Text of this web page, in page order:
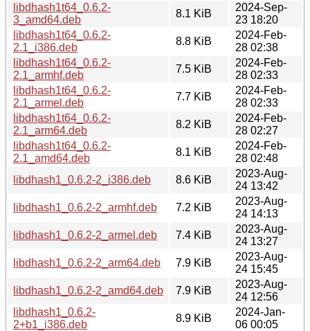
libdhash1t64_0.6.2-
3_amd64.deb
8.1 KiB
2024-Sep-
23 18:20
libdhash1t64_0.6.2-
2.1_i386.deb
8.8 KiB
2024-Feb-
28 02:38
libdhash1t64_0.6.2-
2.1_armhf.deb
7.5 KiB
2024-Feb-
28 02:33
libdhash1t64_0.6.2-
2.1_armel.deb
7.7 KiB
2024-Feb-
28 02:33
libdhash1t64_0.6.2-
2.1_arm64.deb
8.2 KiB
2024-Feb-
28 02:27
libdhash1t64_0.6.2-
2.1_amd64.deb
8.1 KiB
2024-Feb-
28 02:48
libdhash1_0.6.2-2_i386.deb
8.6 KiB
2023-Aug-
24 13:42
libdhash1_0.6.2-2_armhf.deb
7.2 KiB
2023-Aug-
24 14:13
libdhash1_0.6.2-2_armel.deb
7.4 KiB
2023-Aug-
24 13:27
libdhash1_0.6.2-2_arm64.deb
7.9 KiB
2023-Aug-
24 15:45
libdhash1_0.6.2-2_amd64.deb
7.9 KiB
2023-Aug-
24 12:56
libdhash1_0.6.2-
2+b1_i386.deb
8.9 KiB
2024-Jan-
06 00:05